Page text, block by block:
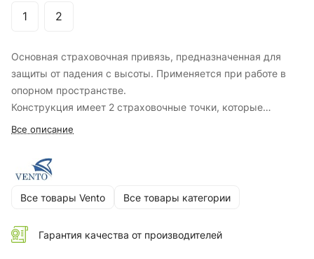
1 2
Основная страховочная привязь, предназначенная для
защиты от падения с высоты. Применяется при работе в
опорном пространстве.
Конструкция имеет 2 страховочные точки, которые
используются для подключения соединительной
человека после остановки падения.
Все описание
Все товары Vento Все товары категории
Гарантия качества от производителей